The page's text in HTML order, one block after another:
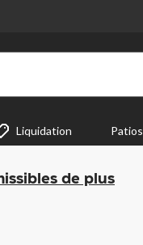
Liquidation Patios
de plus